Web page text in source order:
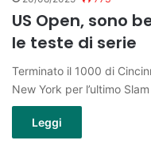
US Open, sono
le teste di serie
Terminato il 1000 di
New York per l’ultimo
Leggi